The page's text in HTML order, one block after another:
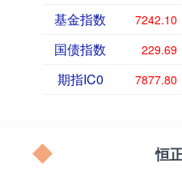
基金指数 7242.10
国债指数 229.69
期指IC0 7877.80
恒